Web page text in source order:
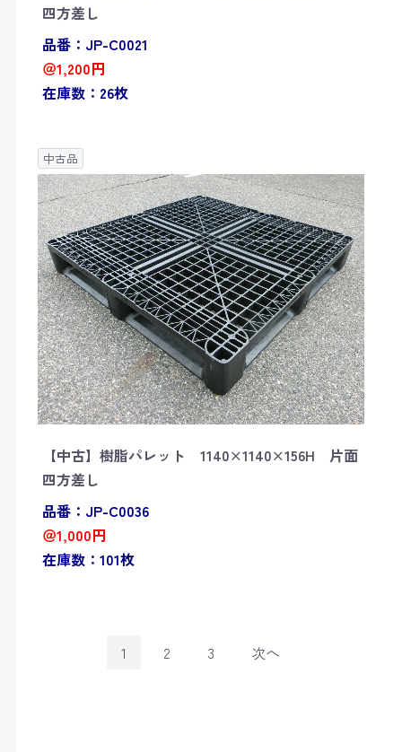
四方差し
品番：JP-C0021
＠1,200円
在庫数：26枚
中古品
【中古】樹脂パレット 1140×1140×156H 片面
四方差し
品番：JP-C0036
＠1,000円
在庫数：101枚
1 2 3 次へ